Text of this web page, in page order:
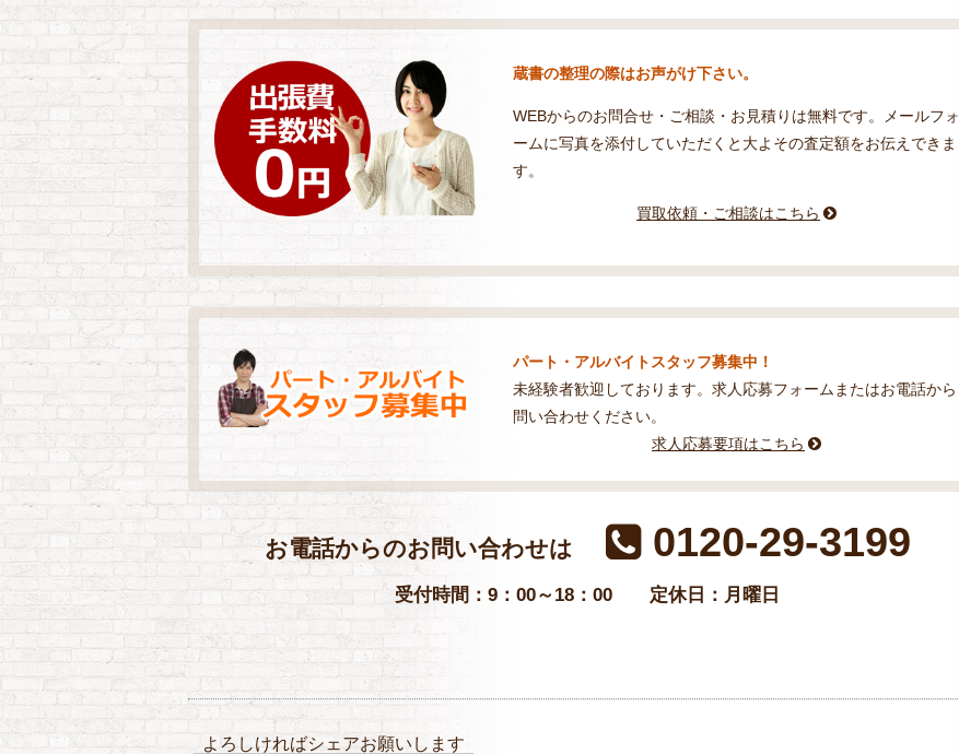
蔵書の整理の際はお声がけ下さい。
WEBからのお問合せ・ご相談・お見積りは無料です。メールフォ
ームに写真を添付していただくと大よその査定額をお伝えできま
す。
買取依頼・ご相談はこちら
パート・アルバイトスタッフ募集中！
未経験者歓迎しております。求人応募フォームまたはお電話から
問い合わせください。
求人応募要項はこちら
お電話からのお問い合わせは 0120-29-3199
受付時間：9：00～18：00 定休日：月曜日
よろしければシェアお願いします